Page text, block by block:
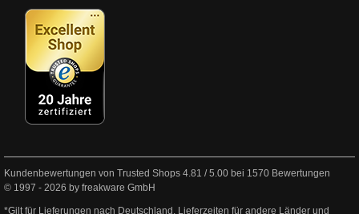
Kundenbewertungen von Trusted Shops 4.81 /5.00 bei 1570 Bewertungen
© 1997 - 2026 by freakware GmbH
*Gilt für Lieferungen nach Deutschland. Lieferzeiten für andere Länder und